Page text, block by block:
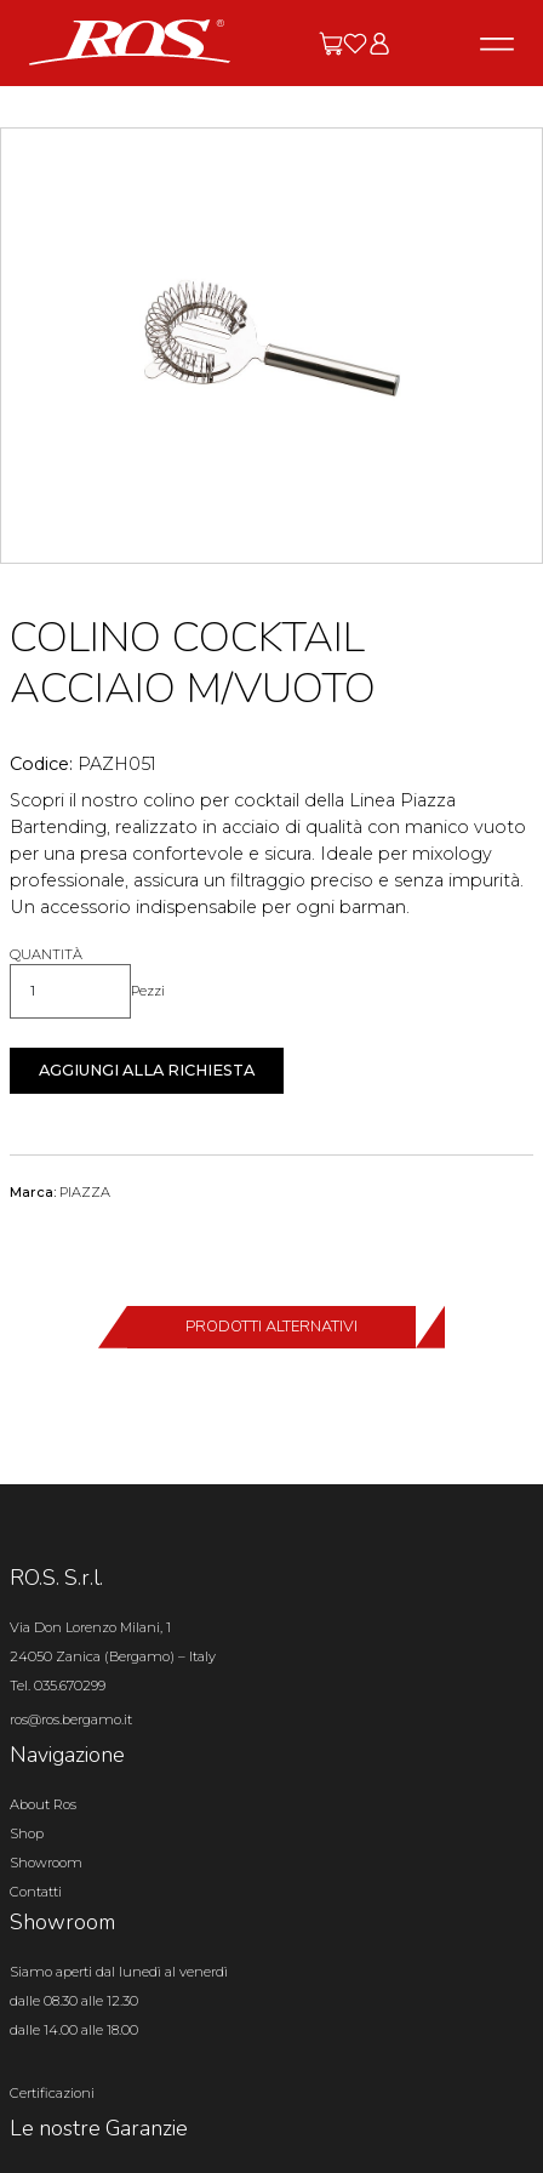
COLINO COCKTAIL
ACCIAIO M/VUOTO
Codice: PAZH051
Scopri il nostro colino per cocktail della Linea Piazza
Bartending, realizzato in acciaio di qualità con manico vuoto
per una presa confortevole e sicura. Ideale per mixology
professionale, assicura un filtraggio preciso e senza impurità.
Un accessorio indispensabile per ogni barman.
QUANTITÀ
Quantità Pezzi
AGGIUNGI ALLA RICHIESTA
Marca: PIAZZA
PRODOTTI ALTERNATIVI
RO.S. S.r.l.
Via Don Lorenzo Milani, 1
24050 Zanica (Bergamo) – Italy
Tel. 035.670299
ros@ros.bergamo.it
Navigazione
About Ros
Shop
Showroom
Contatti
Showroom
Siamo aperti dal lunedì al venerdì
dalle 08.30 alle 12.30
dalle 14.00 alle 18.00
Certificazioni
Le nostre Garanzie